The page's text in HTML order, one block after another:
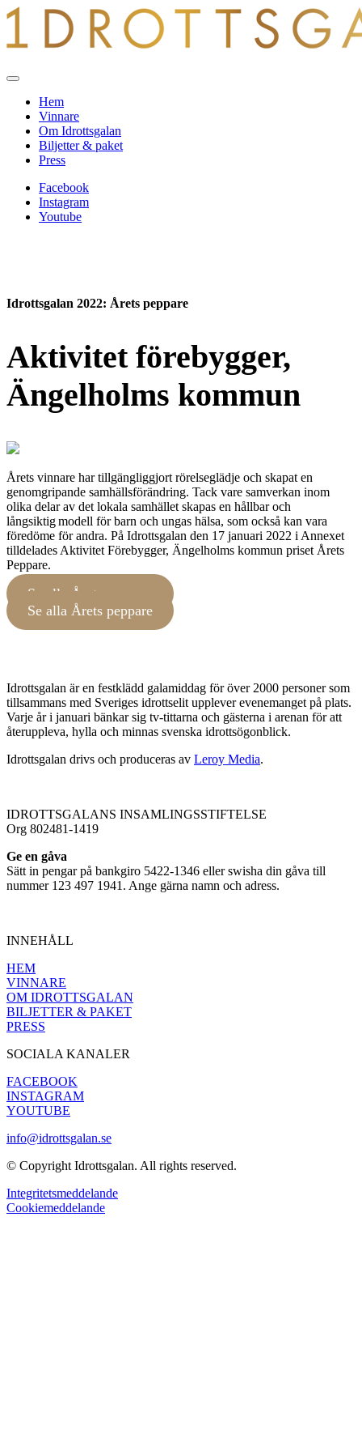
Hem
Vinnare
Om Idrottsgalan
Biljetter & paket
Press
Facebook
Instagram
Youtube
Idrottsgalan 2022: Årets peppare
Aktivitet förebygger,
Ängelholms kommun
Årets vinnare har tillgängliggjort rörelseglädje och skapat en
genomgripande samhällsförändring. Tack vare samverkan inom
olika delar av det lokala samhället skapas en hållbar och
långsiktig modell för barn och ungas hälsa, som också kan vara
föredöme för andra. På Idrottsgalan den 17 januari 2022 i Annexet
tilldelades Aktivitet Förebygger, Ängelholms kommun priset Årets
Peppare.
Se alla Årets peppare
Se alla Årets peppare
Idrottsgalan är en festklädd galamiddag för över 2000 personer som
tillsammans med Sveriges idrottselit upplever evenemanget på plats.
Varje år i januari bänkar sig tv-tittarna och gästerna i arenan för att
återuppleva, hylla och minnas svenska idrottsögonblick.
Idrottsgalan drivs och produceras av Leroy Media.
IDROTTSGALANS INSAMLINGSSTIFTELSE
Org 802481-1419
Ge en gåva
Sätt in pengar på bankgiro 5422-1346 eller swisha din gåva till
nummer 123 497 1941. Ange gärna namn och adress.
INNEHÅLL
HEM
VINNARE
OM IDROTTSGALAN
BILJETTER & PAKET
PRESS
SOCIALA KANALER
FACEBOOK
INSTAGRAM
YOUTUBE
info@idrottsgalan.se
© Copyright Idrottsgalan. All rights reserved.
Integritetsmeddelande
Cookiemeddelande